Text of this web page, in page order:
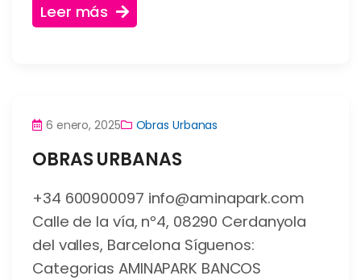
Leer más
6 enero, 2025 Obras Urbanas
OBRAS URBANAS
+34 600900097 info@aminapark.com
Calle de la vía, nº4, 08290 Cerdanyola
del valles, Barcelona Síguenos:
Categorias AMINAPARK BANCOS